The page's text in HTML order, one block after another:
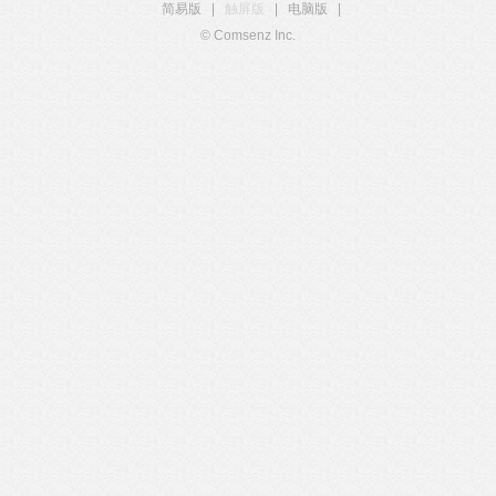
简易版
触屏版 电脑版
© Comsenz Inc.